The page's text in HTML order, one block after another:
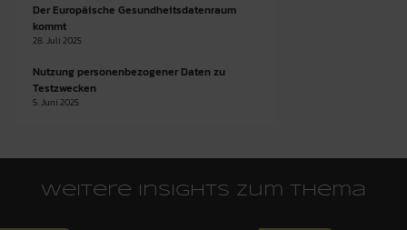
Der Europäische Gesundheitsdatenraum
kommt
28. Juli 2025
Nutzung personenbezogener Daten zu
Testzwecken
5. Juni 2025
Weitere Insights zum Thema